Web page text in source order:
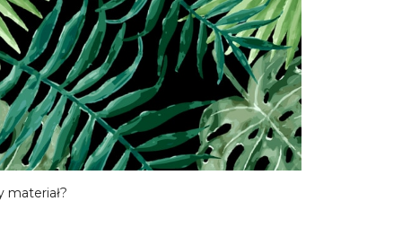
materiał?